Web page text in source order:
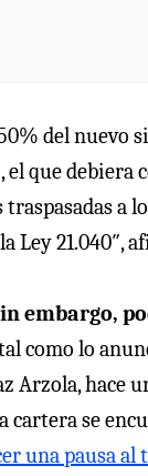
del nuevo
que debiera
a
Ley 21.040″,
embargo,
como lo
Arzola, hace
cartera se
una pausa al